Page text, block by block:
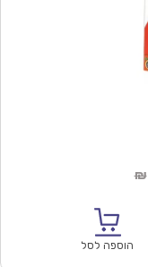
₪
הוספה לסל